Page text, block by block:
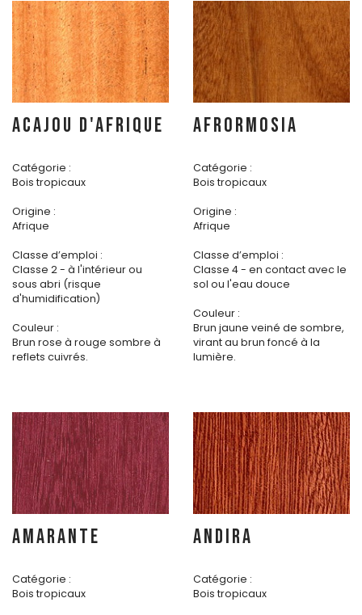
ACAJOU D'AFRIQUE
Catégorie :
Bois tropicaux
Origine :
Afrique
Classe d’emploi :
Classe 2 - à l'intérieur ou
sous abri (risque
d'humidification)
Couleur :
Brun rose à rouge sombre à
reflets cuivrés.
AFRORMOSIA
Catégorie :
Bois tropicaux
Origine :
Afrique
Classe d’emploi :
Classe 4 - en contact avec le
sol ou l'eau douce
Couleur :
Brun jaune veiné de sombre,
virant au brun foncé à la
lumière.
AMARANTE
Catégorie :
Bois tropicaux
ANDIRA
Catégorie :
Bois tropicaux